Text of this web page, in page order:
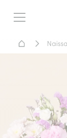
Menu